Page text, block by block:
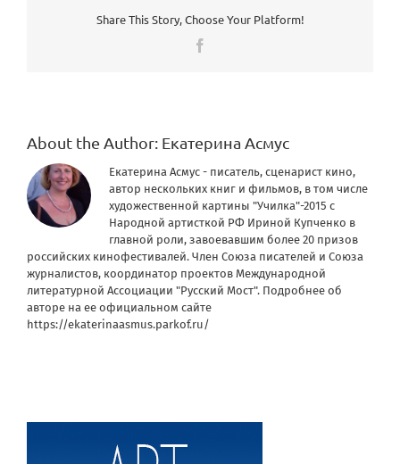
Share This Story, Choose Your Platform!
About the Author: Екатерина Асмус
Екатерина Асмус - писатель, сценарист кино,
автор нескольких книг и фильмов, в том числе
художественной картины "Училка"-2015 с
Народной артисткой РФ Ириной Купченко в
главной роли, завоевавшим более 20 призов
российских кинофестивалей. Член Союза писателей и Союза
журналистов, координатор проектов Международной
литературной Ассоциации "Русский Мост". Подробнее об
авторе на ее официальном сайте
https://ekaterinaasmus.parkof.ru/